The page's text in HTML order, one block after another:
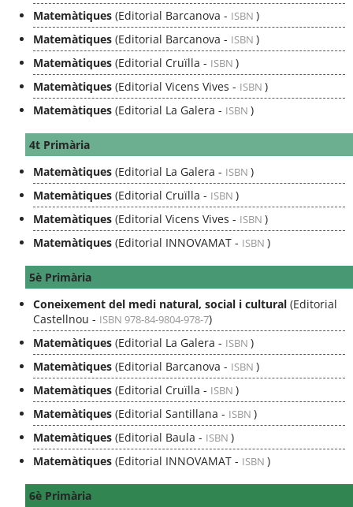
Matemàtiques (Editorial Barcanova - ISBN )
Matemàtiques (Editorial Barcanova - ISBN )
Matemàtiques (Editorial Cruïlla - ISBN )
Matemàtiques (Editorial Vicens Vives - ISBN )
Matemàtiques (Editorial La Galera - ISBN )
4t Primària
Matemàtiques (Editorial La Galera - ISBN )
Matemàtiques (Editorial Cruïlla - ISBN )
Matemàtiques (Editorial Vicens Vives - ISBN )
Matemàtiques (Editorial INNOVAMAT - ISBN )
5è Primària
Coneixement del medi natural, social i cultural (Editorial
Castellnou - ISBN 978-84-9804-978-7)
Matemàtiques (Editorial La Galera - ISBN )
Matemàtiques (Editorial Barcanova - ISBN )
Matemàtiques (Editorial Cruïlla - ISBN )
Matemàtiques (Editorial Santillana - ISBN )
Matemàtiques (Editorial Baula - ISBN )
Matemàtiques (Editorial INNOVAMAT - ISBN )
6è Primària